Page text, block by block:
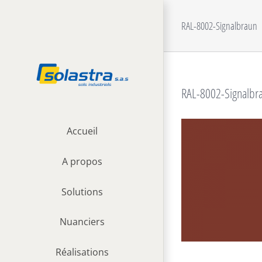
Accueil
A propos
Solutions
Nuanciers
Réalisations
RAL-8002-Signalbraun
RAL-8002-